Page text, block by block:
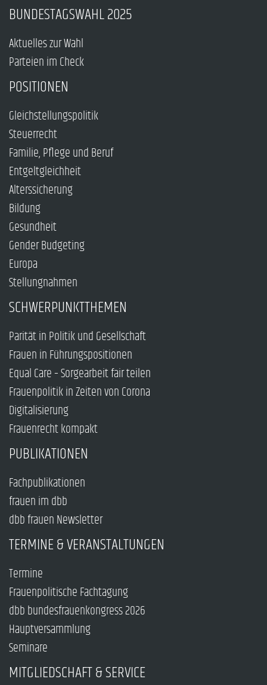
BUNDESTAGSWAHL 2025
Aktuelles zur Wahl
Parteien im Check
POSITIONEN
Gleichstellungspolitik
Steuerrecht
Familie, Pflege und Beruf
Entgeltgleichheit
Alterssicherung
Bildung
Gesundheit
Gender Budgeting
Europa
Stellungnahmen
SCHWERPUNKTTHEMEN
Parität in Politik und Gesellschaft
Frauen in Führungspositionen
Equal Care – Sorgearbeit fair teilen
Frauenpolitik in Zeiten von Corona
Digitalisierung
Frauenrecht kompakt
PUBLIKATIONEN
Fachpublikationen
frauen im dbb
dbb frauen Newsletter
TERMINE & VERANSTALTUNGEN
Termine
Frauenpolitische Fachtagung
dbb bundesfrauenkongress 2026
Hauptversammlung
Seminare
MITGLIEDSCHAFT & SERVICE